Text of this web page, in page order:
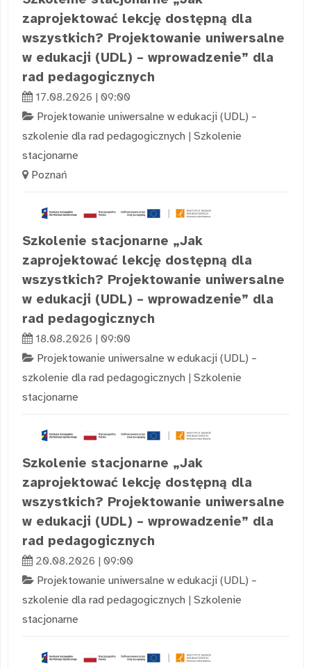
zaprojektować lekcję dostępną dla
wszystkich? Projektowanie uniwersalne
w edukacji (UDL) – wprowadzenie” dla
rad pedagogicznych
17.08.2026 | 09:00
Projektowanie uniwersalne w edukacji (UDL) –
szkolenie dla rad pedagogicznych | Szkolenie
stacjonarne
Poznań
Szkolenie stacjonarne „Jak
zaprojektować lekcję dostępną dla
wszystkich? Projektowanie uniwersalne
w edukacji (UDL) – wprowadzenie” dla
rad pedagogicznych
18.08.2026 | 09:00
Projektowanie uniwersalne w edukacji (UDL) –
szkolenie dla rad pedagogicznych | Szkolenie
stacjonarne
Szkolenie stacjonarne „Jak
zaprojektować lekcję dostępną dla
wszystkich? Projektowanie uniwersalne
w edukacji (UDL) – wprowadzenie” dla
rad pedagogicznych
20.08.2026 | 09:00
Projektowanie uniwersalne w edukacji (UDL) –
szkolenie dla rad pedagogicznych | Szkolenie
stacjonarne